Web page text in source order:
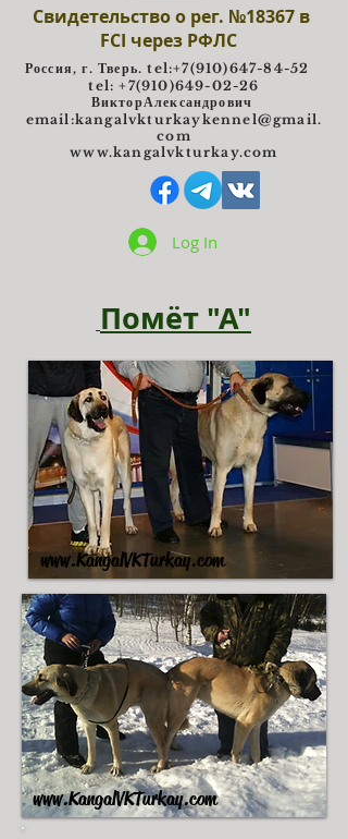
Свидетельство о рег. №18367 в
FCI через РФЛС
Россия, г. Тверь. tel:+7(910)647-84-52
tel: +7(910)649-02-26
ВикторАлександрович
email:kangalvkturkaykennel@gmail.
com
www.kangalvkturkay.com
Log In
Помёт "А"
www.KangalVKTurkay.com
www.KangalVKTurkay.com